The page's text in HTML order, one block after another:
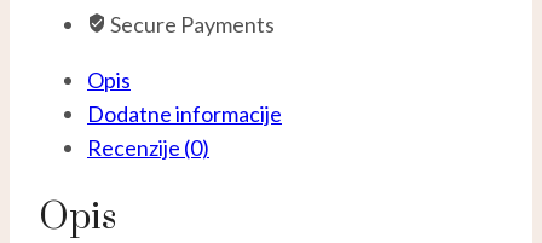
Secure Payments
Opis
Dodatne informacije
Recenzije (0)
Opis